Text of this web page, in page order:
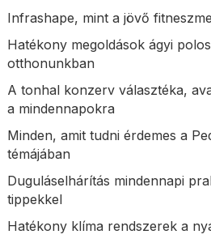
Infrashape, mint a jövő
Hatékony megoldások ágyi
otthonunkban
A tonhal konzerv választéka,
a mindennapokra
Minden, amit tudni érdemes a
témájában
Duguláselhárítás mindennapi
tippekkel
Hatékony klíma rendszerek a